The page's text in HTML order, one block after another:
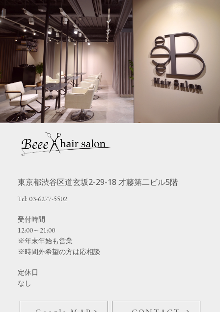
東京都渋谷区道玄坂2-29-18 才藤第二ビル5階
Tel: 03-6277-5502
受付時間
12:00～21:00
※年末年始も営業
※時間外希望の方は応相談
定休日
なし